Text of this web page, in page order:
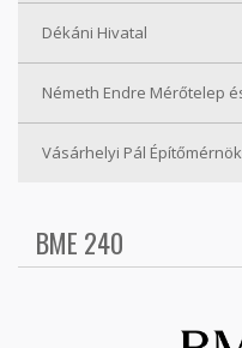
Dékáni Hivatal
Németh Endre Mérőtelep
Vásárhelyi Pál
BME 240